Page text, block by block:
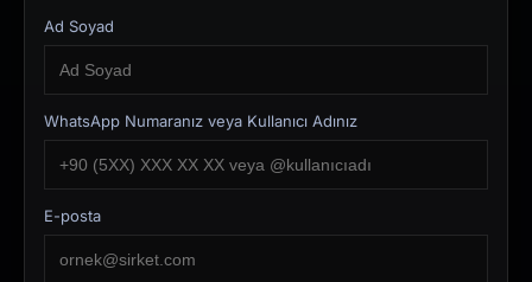
Ad Soyad
WhatsApp Numaranız veya Kullanıcı Adınız
E-posta